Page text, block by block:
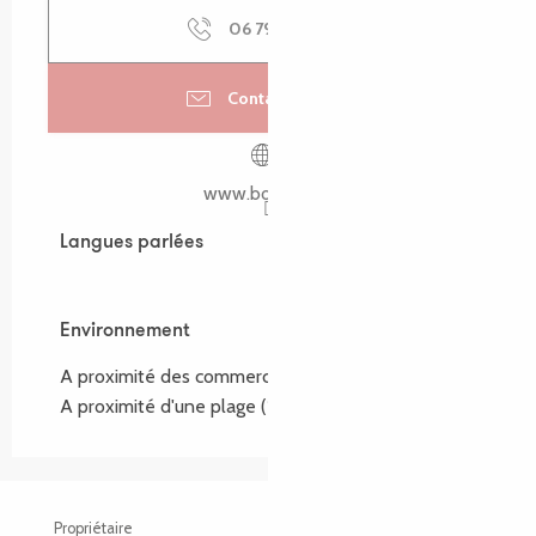
06 79 81 60
Contactez-nous
www.boiseon.fr
Langues parlées
Langues parlées
Environnement
Environnement
A proximité des commerces
A proximité d'une plage (1.5km)
Propriétaire